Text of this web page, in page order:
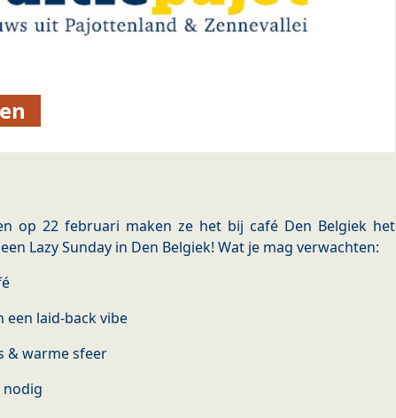
op 22 februari maken ze het bij café Den Belgiek het
Lazy Sunday in Den Belgiek! Wat je mag verwachten:
een laid-back vibe
& warme sfeer
nodig